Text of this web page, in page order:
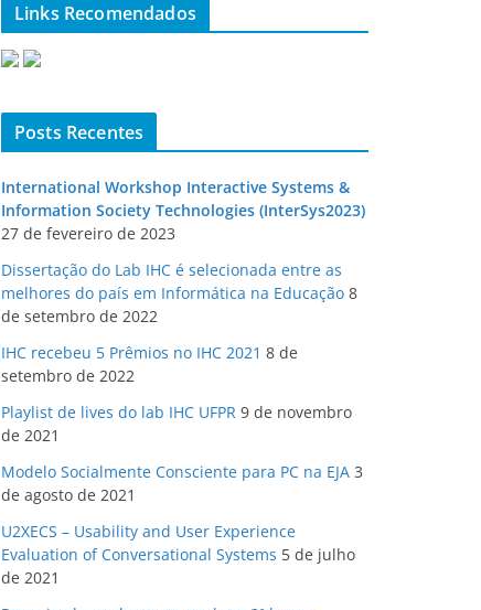
Links Recomendados
Posts Recentes
International Workshop Interactive Systems &
Information Society Technologies (InterSys2023)
27 de fevereiro de 2023
Dissertação do Lab IHC é selecionada entre as
melhores do país em Informática na Educação 8
de setembro de 2022
IHC recebeu 5 Prêmios no IHC 2021 8 de
setembro de 2022
Playlist de lives do lab IHC UFPR 9 de novembro
de 2021
Modelo Socialmente Consciente para PC na EJA 3
de agosto de 2021
U2XECS – Usability and User Experience
Evaluation of Conversational Systems 5 de julho
de 2021